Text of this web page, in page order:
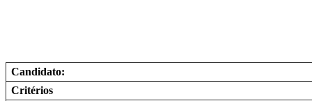
Candidato:
Critérios